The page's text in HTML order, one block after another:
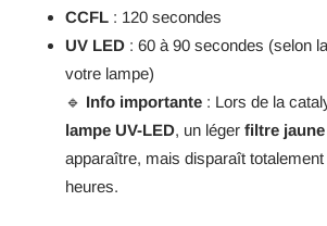
CCFL: 120 secondes
UV LED: 60 à 90 secondes (selon
votre lampe)
🔹 Info importante: Lors de la
lampe UV-LED, un léger filtre jaune
apparaître, mais disparaît
heures.